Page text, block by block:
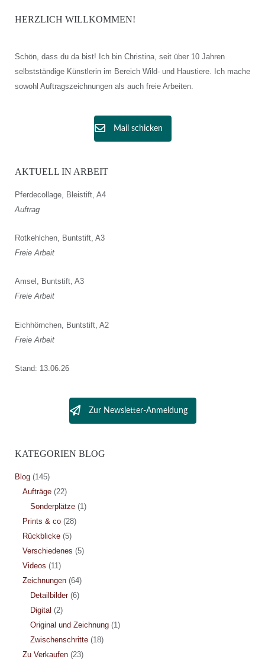
HERZLICH WILLKOMMEN!
Schön, dass du da bist! Ich bin Christina, seit über 10 Jahren
selbstständige Künstlerin im Bereich Wild- und Haustiere. Ich mache
sowohl Auftragszeichnungen als auch freie Arbeiten.
Mail schicken
AKTUELL IN ARBEIT
Pferdecollage, Bleistift, A4
Auftrag
Rotkehlchen, Buntstift, A3
Freie Arbeit
Amsel, Buntstift, A3
Freie Arbeit
Eichhörnchen, Buntstift, A2
Freie Arbeit
Stand: 13.06.26
Zur Newsletter-Anmeldung
KATEGORIEN BLOG
Blog(145)
Aufträge(22)
Sonderplätze(1)
Prints & co(28)
Rückblicke(5)
Verschiedenes (5)
Videos (11)
Zeichnungen(64)
Detailbilder(6)
Digital (2)
Original und Zeichnung(1)
Zwischenschritte(18)
Zu Verkaufen(23)